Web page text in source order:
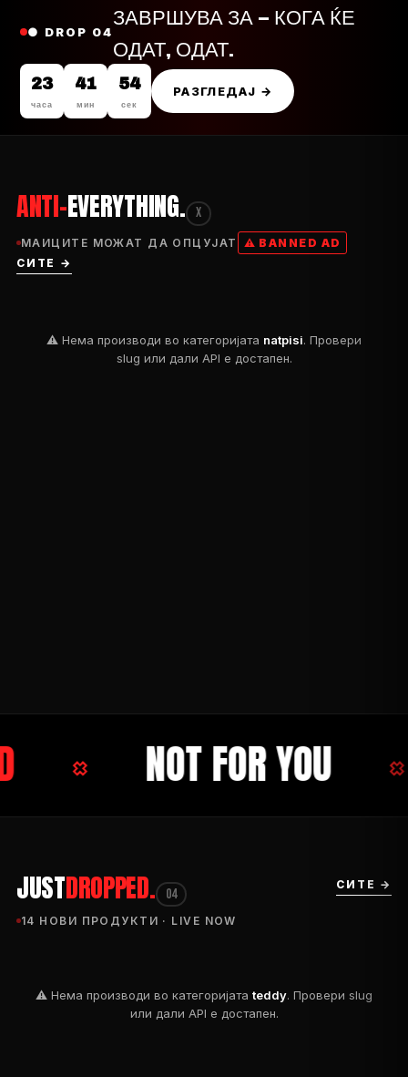
● DROP 04
ЗАВРШУВА ЗА — КОГА ЌЕ
ОДАТ, ОДАТ.
23
часа
41
мин
53
сек
РАЗГЛЕДАЈ →
ANTI-EVERYTHING. X
МАИЦИТЕ МОЖАТ ДА ОПЦУЈАТ
⚠ BANNED AD
СИТЕ →
⚠ Нема производи во категоријата natpisi. Провери
slug или дали API e достапен.
× NOT FOR YOU ×
JUSTDROPPED. 04
14 НОВИ ПРОДУКТИ · LIVE NOW
СИТЕ →
⚠ Нема производи во категоријата teddy. Провери slug
или дали API e достапен.